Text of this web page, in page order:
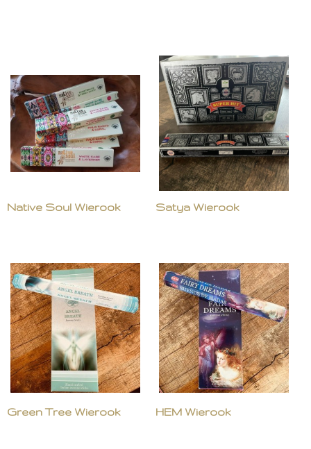
Native Soul Wierook Satya Wierook
Green Tree Wierook HEM Wierook